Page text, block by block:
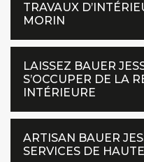
TRAVAUX
MORIN
LAISSEZ BAUER
S’OCCUPER DE LA
INTÉRIEURE
ARTISAN BAUER
SERVICES DE